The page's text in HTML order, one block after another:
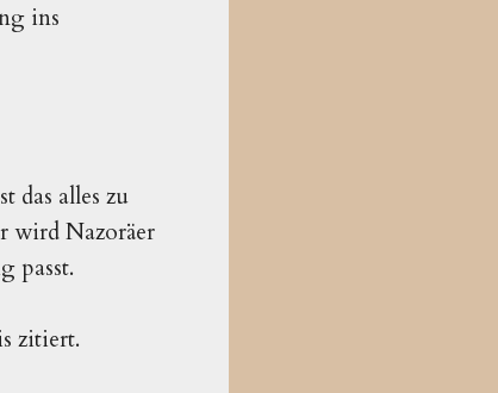
ins
das alles zu
wird Nazoräer
passt.
zitiert.